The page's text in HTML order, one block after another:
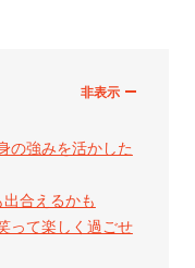
の強みを活かした
合えるかも
って楽しく過ごせ